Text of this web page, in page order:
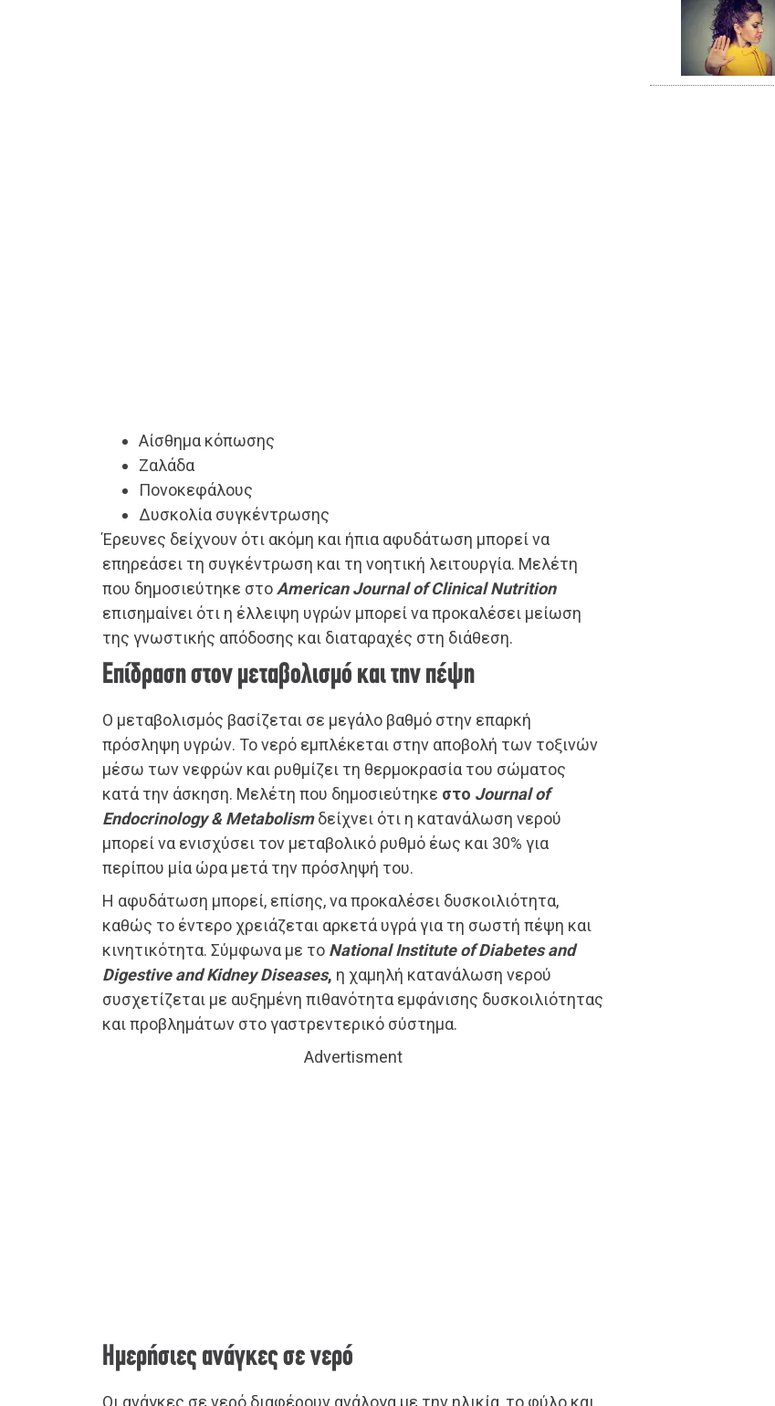
Αίσθημα κόπωσης
Ζαλάδα
Πονοκεφάλους
Δυσκολία συγκέντρωσης
Έρευνες δείχνουν ότι ακόμη και ήπια αφυδάτωση μπορεί να
επηρεάσει τη συγκέντρωση και τη νοητική λειτουργία. Μελέτη
που δημοσιεύτηκε στο American Journal of Clinical Nutrition
επισημαίνει ότι η έλλειψη υγρών μπορεί να προκαλέσει μείωση
της γνωστικής απόδοσης και διαταραχές στη διάθεση.
Επίδραση στον μεταβολισμό και την πέψη
Ο μεταβολισμός βασίζεται σε μεγάλο βαθμό στην επαρκή
πρόσληψη υγρών. Το νερό εμπλέκεται στην αποβολή των τοξινών
μέσω των νεφρών και ρυθμίζει τη θερμοκρασία του σώματος
κατά την άσκηση. Μελέτη που δημοσιεύτηκε στο Journal of
Endocrinology & Metabolismδείχνει ότι η κατανάλωση νερού
μπορεί να ενισχύσει τον μεταβολικό ρυθμό έως και 30% για
περίπου μία ώρα μετά την πρόσληψή του.
Η αφυδάτωση μπορεί, επίσης, να προκαλέσει δυσκοιλιότητα,
καθώς το έντερο χρειάζεται αρκετά υγρά για τη σωστή πέψη και
κινητικότητα. Σύμφωνα με το National Institute of Diabetes and
Digestive and Kidney Diseases, η χαμηλή κατανάλωση νερού
συσχετίζεται με αυξημένη πιθανότητα εμφάνισης δυσκοιλιότητας
και προβλημάτων στο γαστρεντερικό σύστημα.
Advertisment
Ημερήσιες ανάγκες σε νερό
Οι ανάγκες σε νερό διαφέρουν ανάλογα με την ηλικία, το φύλο και